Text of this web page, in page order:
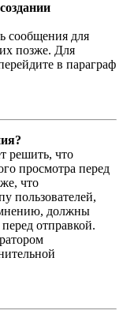
сообщения для
позже. Для
в параграф
решить, что
просмотра перед
что
пользователей,
должны
отправкой.